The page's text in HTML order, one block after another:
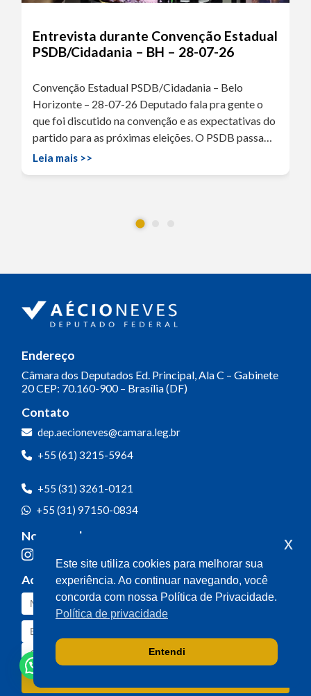
Entrevista durante Convenção Estadual
PSDB/Cidadania – BH – 28-07-26
Convenção Estadual PSDB/Cidadania – Belo
Horizonte – 28-07-26 Deputado fala pra gente o
que foi discutido na convenção e as expectativas do
partido para as próximas eleições. O PSDB passa…
Leia mais >>
Endereço
Câmara dos Deputados Ed. Principal, Ala C – Gabinete
20CEP: 70.160-900 – Brasília (DF)
Contato
dep.aecioneves@camara.leg.br
+55 (61) 3215-5964
+55 (31) 3261-0121
+55 (31) 97150-0834
Nossas redes
Acompanhe o meu mandato
Este site utiliza cookies para melhorar sua
experiência. Ao continuar navegando, você
concorda com nossa Política de Privacidade.
Política de privacidade
Entendi
x